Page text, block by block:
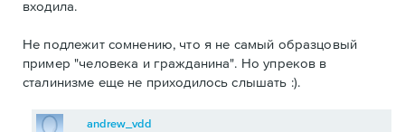
входила.
Не подлежит сомнению, что я не самый образцовый
пример "человека и гражданина". Но упреков в
сталинизме еще не приходилось слышать :).
andrew_vdd